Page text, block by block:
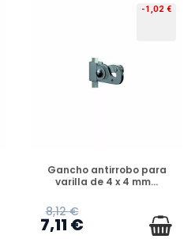
-1,02 €
DISPONIBLE
Gancho antirrobo para
varilla de 4 x 4 mm...
8,12 €
7,11 €